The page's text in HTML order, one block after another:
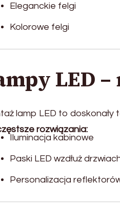
Eleganckie felgi
Kolorowe felgi
LED
lamp LED to doskonały
rozwiązania:
Iluminacja kabinowe
Paski LED wzdłuż
Personalizacja